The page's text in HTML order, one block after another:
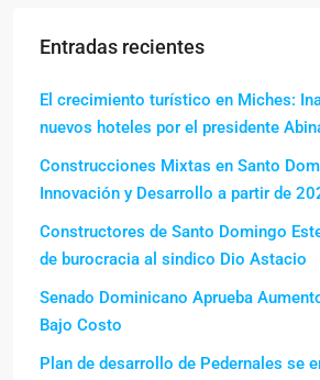
Entradas recientes
El crecimiento turístico en Miches:
nuevos hoteles por el presidente
Construcciones Mixtas en Santo
Innovación y Desarrollo a partir de
Constructores de Santo Domingo
de burocracia al sindico Dio Astacio
Senado Dominicano Aprueba
Bajo Costo
Plan de desarrollo de Pedernales se